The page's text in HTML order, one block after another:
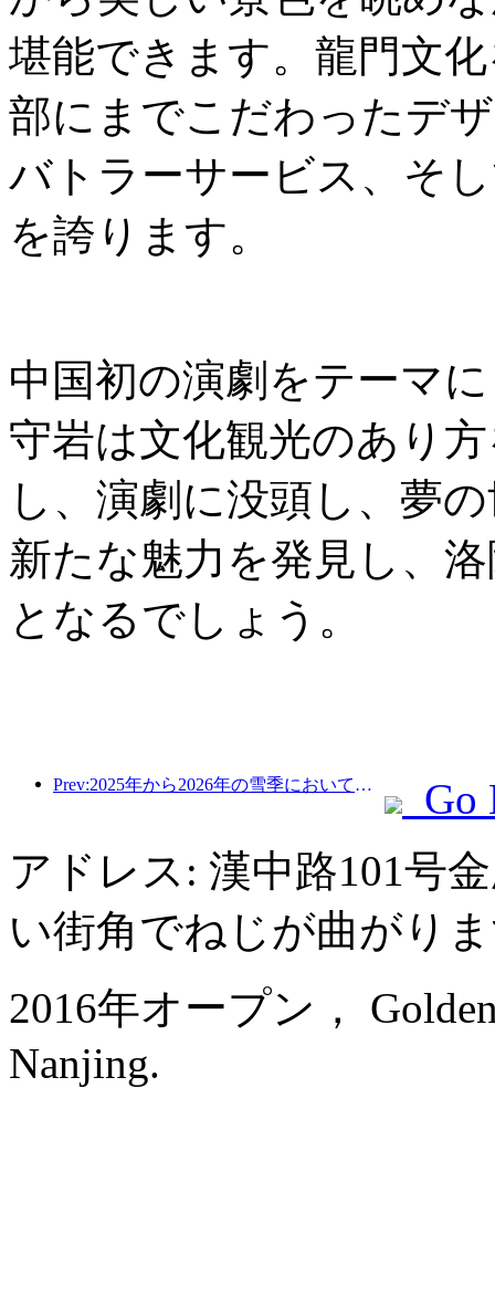
堪能できます。龍門文
部にまでこだわったデ
バトラーサービス、そ
を誇ります。
中国初の演劇をテーマ
守岩は文化観光のあり
し、演劇に没頭し、夢
新たな魅力を発見し、
となるでしょう。
Prev:2025年から2026年の雪季において、吉林省の氷雪観光への観光客数は前年比16.1%増加した。
Go
アドレス: 漢中路101号
い街角でねじが曲がり
2016年オープン，
Nanjing.